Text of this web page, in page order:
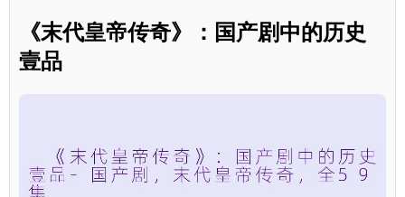
《末代皇帝传奇》：国产剧中的历史
壹品